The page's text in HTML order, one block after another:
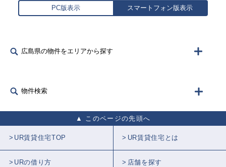
PC版表示 スマートフォン版表示
広島県の物件をエリアから探す
物件検索
このページの先頭へ
UR賃貸住宅TOP UR賃貸住宅とは
URの借り方 店舗を探す